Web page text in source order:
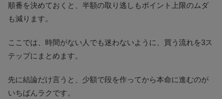
順番を決めておくと、半額の取り逃しもポイント上限のムダ
も減ります。
ここでは、時間がない人でも迷わないように、買う流れを3ス
テップにまとめます。
先に結論だけ言うと、少額で段を作ってから本命に進むのが
いちばんラクです。